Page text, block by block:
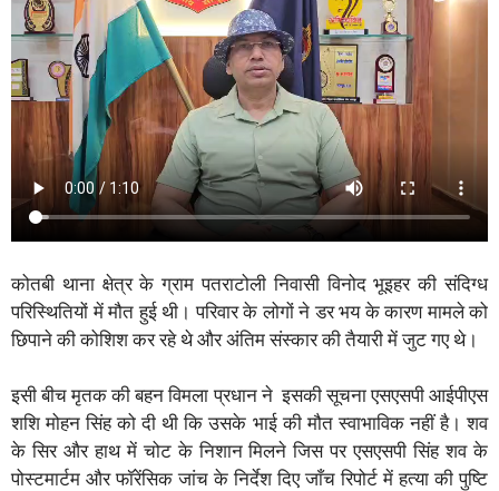
कोतबी थाना क्षेत्र के ग्राम पतराटोली निवासी विनोद भूइहर की संदिग्ध
परिस्थितियों में मौत हुई थी। परिवार के लोगों ने डर भय के कारण मामले को
छिपाने की कोशिश कर रहे थे और अंतिम संस्कार की तैयारी में जुट गए थे।
इसी बीच मृतक की बहन विमला प्रधान ने इसकी सूचना एसएसपी आईपीएस
शशि मोहन सिंह को दी थी कि उसके भाई की मौत स्वाभाविक नहीं है। शव
के सिर और हाथ में चोट के निशान मिलने जिस पर एसएसपी सिंह शव के
पोस्टमार्टम और फॉरेंसिक जांच के निर्देश दिए जाँच रिपोर्ट में हत्या की पुष्टि